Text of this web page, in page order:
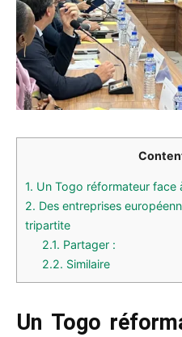
1. Un Togo réformateur face
2. Des entreprises
tripartite
2.1. Partager :
2.2. Similaire
Un Togo